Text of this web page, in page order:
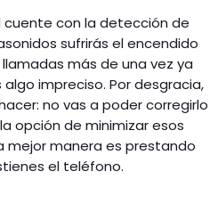
cuente con la detección de
sufrirás el encendido
más de una vez ya
impreciso. Por desgracia,
no vas a poder corregirlo
opción de minimizar esos
mejor manera es prestando
el teléfono.